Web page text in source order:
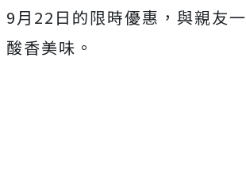
9月22日的限時優惠，與親友
酸香美味。